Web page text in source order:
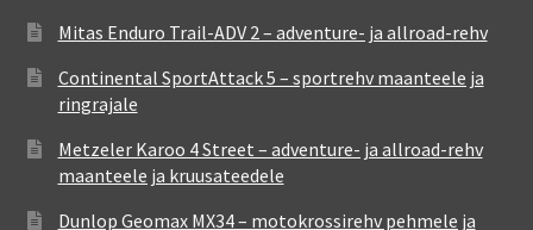
Mitas Enduro Trail-ADV 2 – adventure- ja allroad-rehv
Continental SportAttack 5 – sportrehv maanteele ja
ringrajale
Metzeler Karoo 4 Street – adventure- ja allroad-rehv
maanteele ja kruusateedele
Dunlop Geomax MX34 – motokrossirehv pehmele ja